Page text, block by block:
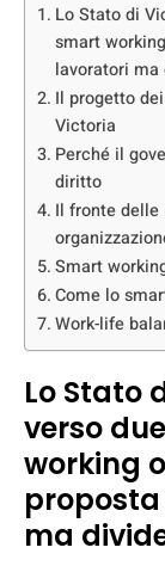
Lo Stato di
smart
lavoratori ma
Il progetto
Victoria
Perché il
diritto
Il fronte delle
Smart
Come lo
Work-life
Lo Stato
verso
working
ma